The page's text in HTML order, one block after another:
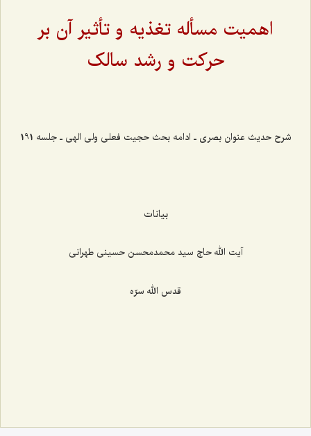
اهمیت مسأله تغذیه و تأثیر آن بر
حرکت و رشد سالک
شرح حدیث عنوان بصری ـ ادامه بحث حجیت فعلی ولی الهی ـ جلسه 191
بیانات
آیت الله حاج سید محمدمحسن حسینی طهرانی
قدس الله سرّه